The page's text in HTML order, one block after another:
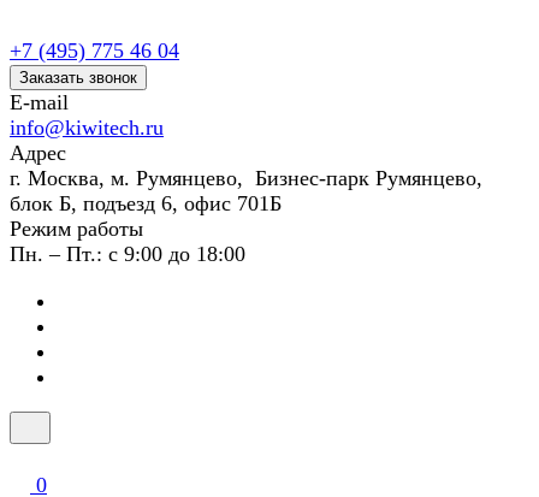
+7 (495) 775 46 04
Заказать звонок
E-mail
info@kiwitech.ru
Адрес
г. Москва, м. Румянцево, Бизнес-парк Румянцево,
блок Б, подъезд 6, офис 701Б
Режим работы
Пн. – Пт.: с 9:00 до 18:00
0